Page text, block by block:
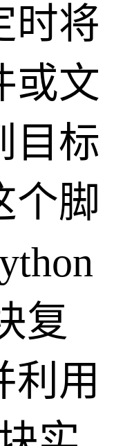
时将
或文
目标
个脚
复
利用